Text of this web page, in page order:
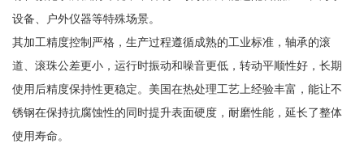
设备、户外仪器等特殊场景。
其加工精度控制严格，生产过程遵循成熟的工业标准，轴承的滚
道、滚珠公差更小，运行时振动和噪音更低，转动平顺性好，长期
使用后精度保持性更稳定。美国在热处理工艺上经验丰富，能让不
锈钢在保持抗腐蚀性的同时提升表面硬度，耐磨性能，延长了整体
使用寿命。